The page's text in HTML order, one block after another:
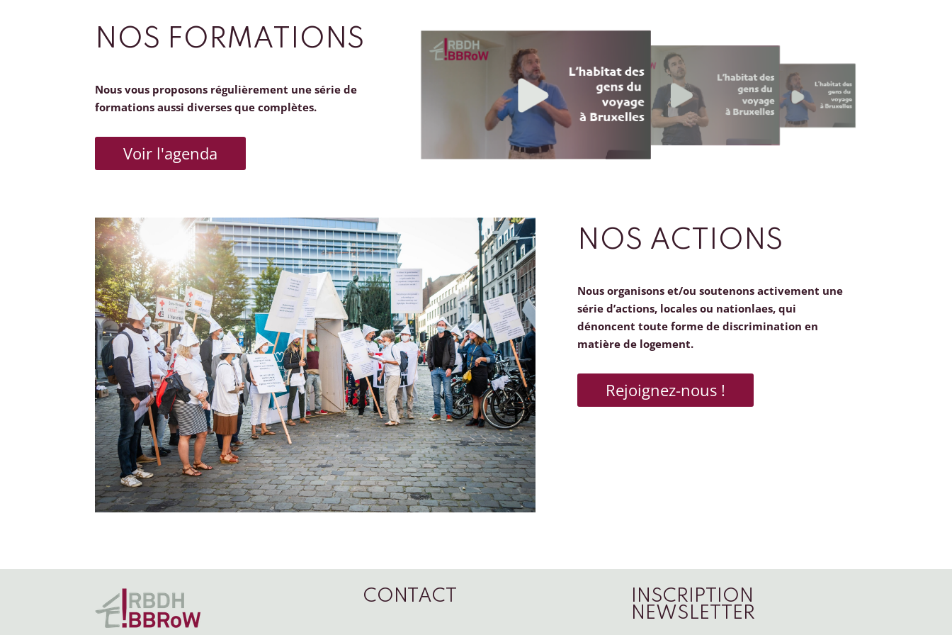
NOS FORMATIONS
Nous vous proposons régulièrement une série de
formations aussi diverses que complètes.
Voir l'agenda
NOS ACTIONS
Nous organisons et/ou soutenons activement une
série d’actions, locales ou nationlaes, qui
dénoncent toute forme de discrimination en
matière de logement.
Rejoignez-nous !
CONTACT
INSCRIPTION
NEWSLETTER